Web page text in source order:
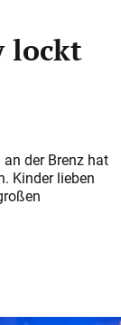
lockt
der Brenz hat
Kinder lieben